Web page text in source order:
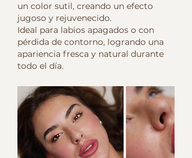
un color sutil, creando un efecto
jugoso y rejuvenecido.
Ideal para labios apagados o con
pérdida de contorno, logrando una
apariencia fresca y natural durante
todo el día.